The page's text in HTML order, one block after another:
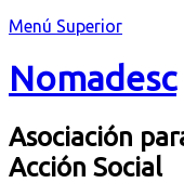
Menú Superior
Nomadesc
Asociación
Acción Social